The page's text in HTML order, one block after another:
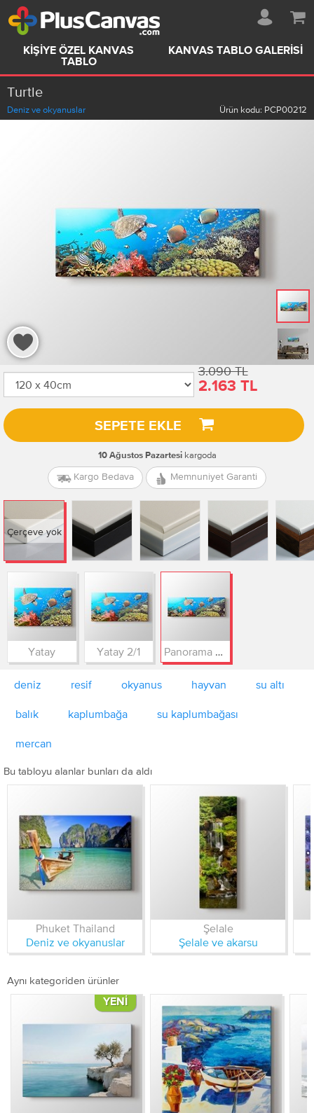
KIŞIYE ÖZEL KANVAS
TABLO
KANVAS TABLO GALERISI
Turtle
Deniz ve okyanuslar Ürün kodu: PCP00212
3.090 TL
2.163 TL
SEPETE EKLE
10 Ağustos Pazartesikargoda
Kargo Bedava Memnuniyet Garanti
Çerçeve yok
Yatay Yatay 2/1
deniz resif okyanus hayvan su altı
balık kaplumbağa su kaplumbağası
mercan
Bu tabloyu alanlar bunları da aldı
Phuket Thailand
Deniz ve okyanuslar
Şelale
Şelale ve akarsu
Aynı kategoriden ürünler
YENI